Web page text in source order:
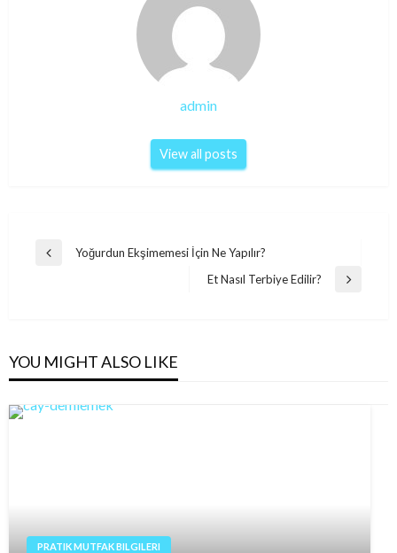
admin
View all posts
Post
Previous
Yoğurdun Ekşimemesi İçin Ne Yapılır?
Next
Et Nasıl Terbiye Edilir?
YOU MIGHT ALSO LIKE
PRATIK MUTFAK BILGILERI